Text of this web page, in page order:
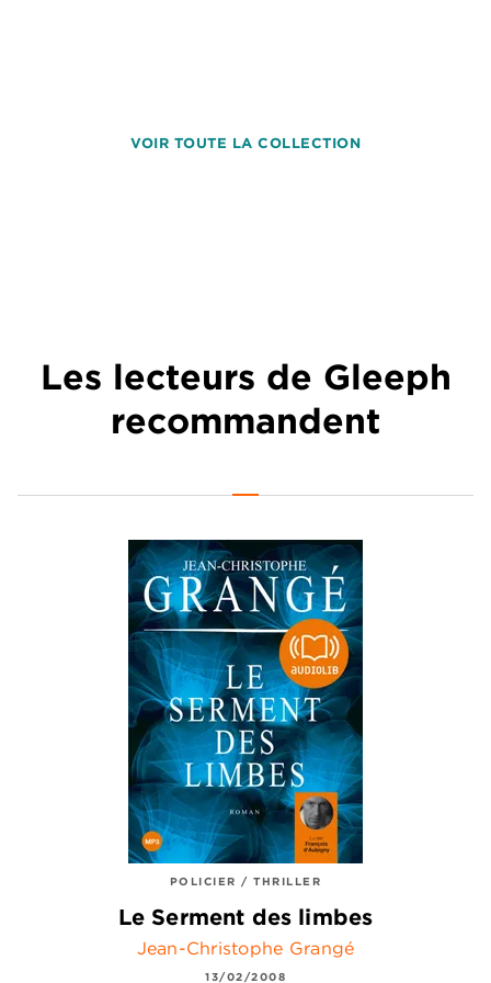
VOIR TOUTE LA COLLECTION
Les lecteurs de Gleeph
recommandent
POLICIER / THRILLER
Le Serment des limbes
Jean-Christophe Grangé
13/02/2008